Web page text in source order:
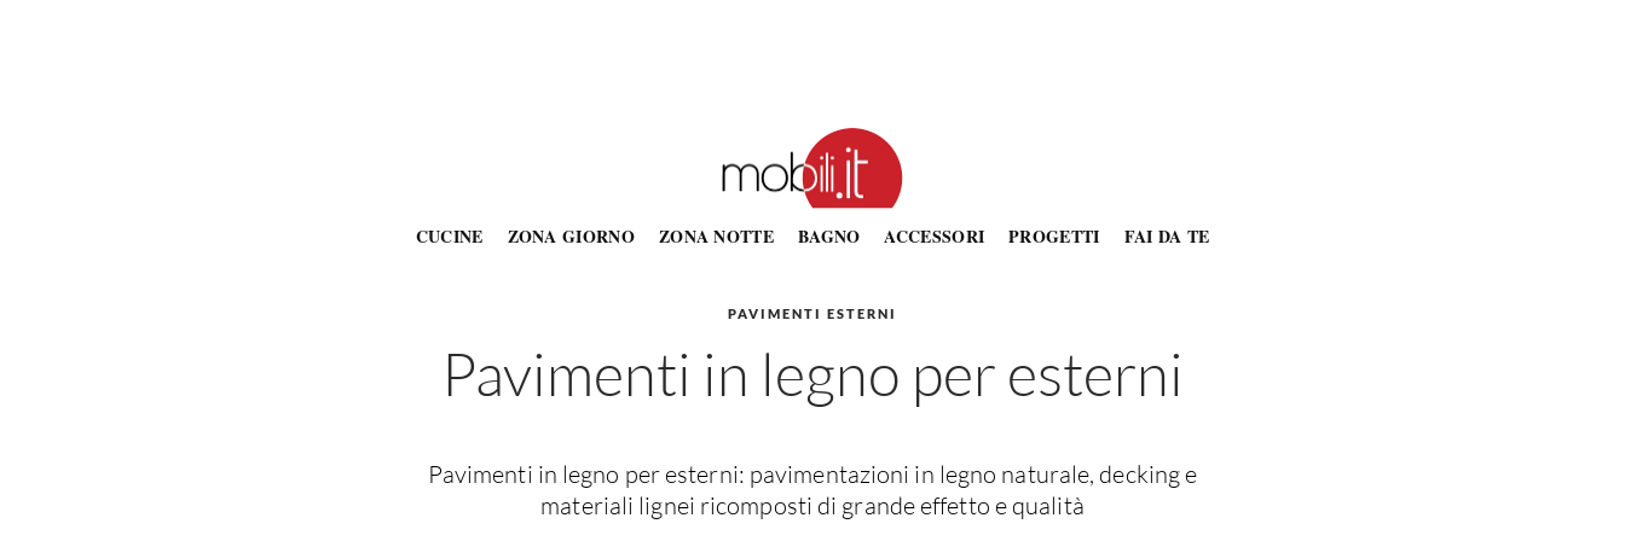
CUCINE ZONA GIORNO ZONA NOTTE BAGNO ACCESSORI PROGETTI FAI DA TE
PAVIMENTI ESTERNI
Pavimenti in legno per esterni
Pavimenti in legno per esterni: pavimentazioni in legno naturale, decking e
materiali lignei ricomposti di grande effetto e qualità